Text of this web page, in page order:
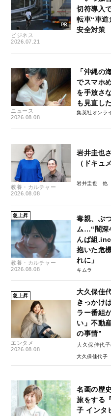
ビジネス
2026.07.21
切符導入
転車“車道
安全対策
ニュース
2026.08.08
「沖縄の
でスマホ
を手放さ
も見直し
集英社オンラ
教養・カルチャー
2026.08.08
岩井圭也
（ドキュ
岩井圭也
急上昇
教養・カルチャー
2026.08.08
毒親、ぶ
ム…“闇深
んぱ組
抱いた危
れに」
キムラ
急上昇
エンタメ
2026.08.08
大久保佳
きっかけ
ラー番組
い」不動
の事情”
大久保佳代
大久保佳代子
名画の歴
旅をする
子 インタ